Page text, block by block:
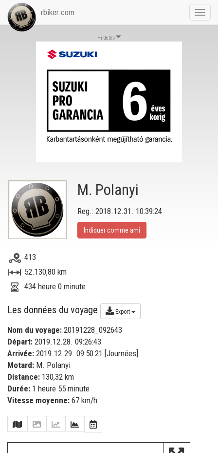
rbiker.com
Hirdetés
M. Polanyi
Reg.: 2018.12.31. 10:39:24
Indiquer comme ami
413
52.130,80 km
434 heure 0 minute
Les données du voyage Export
Nom du voyage: 20191228_092643
Départ: 2019.12.28. 09:26:43
Arrivée: 2019.12.29. 09:50:21 [Journées]
Motard: M. Polanyi
Distance: 130,32 km
Durée: 1 heure 55 minute
Vitesse moyenne: 67 km/h